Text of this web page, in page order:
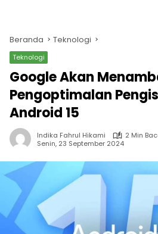
Beranda Teknologi
Teknologi
Google Akan
Pengoptimalan
Android 15
Indika Fahrul Hikami
2 Min
Senin, 23 September 2024